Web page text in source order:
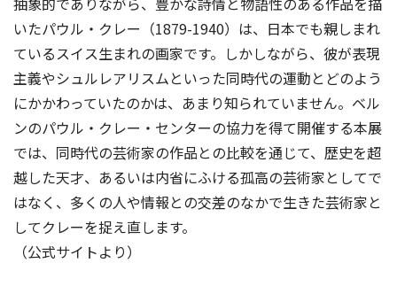
いたパウル・クレー（1879-1940）は、日本でも親しまれ
ているスイス生まれの画家です。しかしながら、彼が表現
主義やシュルレアリスムといった同時代の運動とどのよう
にかかわっていたのかは、あまり知られていません。ベル
ンのパウル・クレー・センターの協力を得て開催する本展
では、同時代の芸術家の作品との比較を通じて、歴史を超
越した天才、あるいは内省にふける孤高の芸術家としてで
はなく、多くの人や情報との交差のなかで生きた芸術家と
してクレーを捉え直します。
（公式サイトより）